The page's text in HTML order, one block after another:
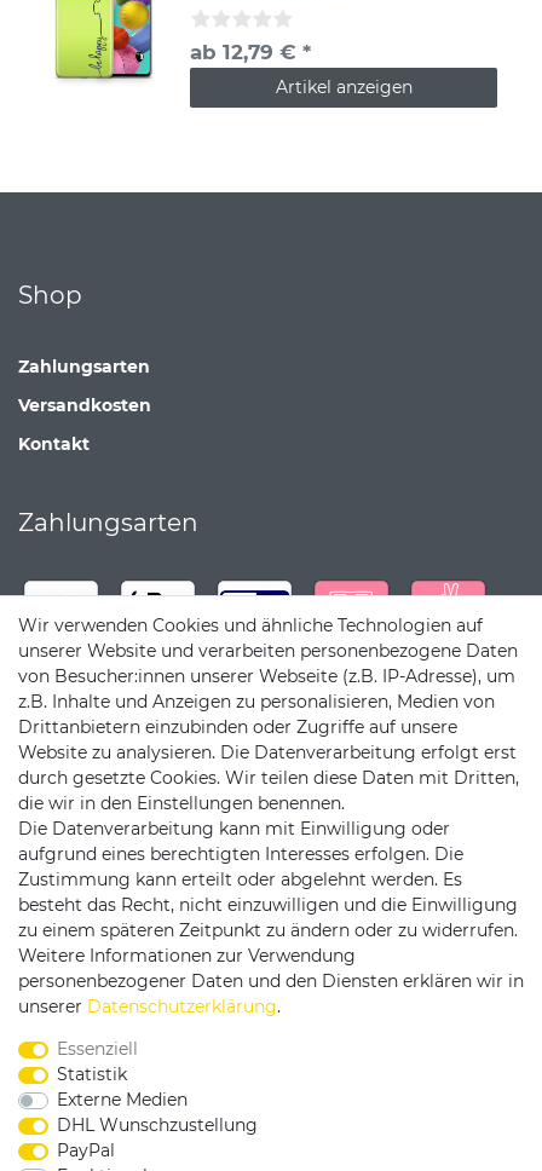
ab 12,79 € *
Artikel anzeigen
Shop
Zahlungsarten
Versandkosten
Kontakt
Zahlungsarten
Versandpartner
Service & Kontakt
Rufen Sie uns an unter:
0375 - 21459172
Wir verwenden Cookies und ähnliche Technologien auf
unserer Website und verarbeiten personenbezogene Daten
von Besucher:innen unserer Webseite (z.B. IP-Adresse), um
z.B. Inhalte und Anzeigen zu personalisieren, Medien von
Drittanbietern einzubinden oder Zugriffe auf unsere
Website zu analysieren. Die Datenverarbeitung erfolgt erst
durch gesetzte Cookies. Wir teilen diese Daten mit Dritten,
die wir in den Einstellungen benennen.
Die Datenverarbeitung kann mit Einwilligung oder
aufgrund eines berechtigten Interesses erfolgen. Die
Zustimmung kann erteilt oder abgelehnt werden. Es
besteht das Recht, nicht einzuwilligen und die Einwilligung
zu einem späteren Zeitpunkt zu ändern oder zu widerrufen.
Weitere Informationen zur Verwendung
personenbezogener Daten und den Diensten erklären wir in
unserer Daten­schutz­erklärung.
Essenziell
Statistik
Externe Medien
DHL Wunschzustellung
PayPal